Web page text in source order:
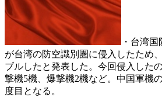
・台湾
が台湾の防空識別圏に侵入したため
ブルしたと発表した。今回侵入した
撃機5機、爆撃機2機など。中国軍機
度目となる。